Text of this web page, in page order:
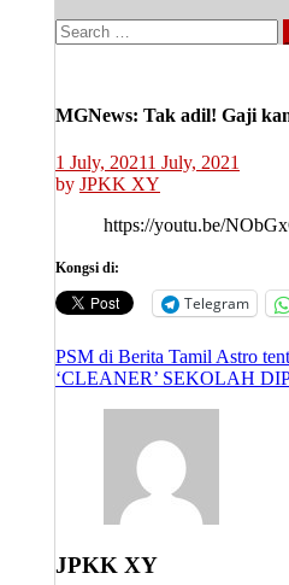
Search
for:
MGNews: Tak adil! Gaji
1 July, 20211 July, 2021
by JPKK XY
https://youtu.be/
Kongsi di:
Telegram
Post
navigation
PSM di Berita Tamil Astro
‘CLEANER’ SEKOLAH
JPKK XY